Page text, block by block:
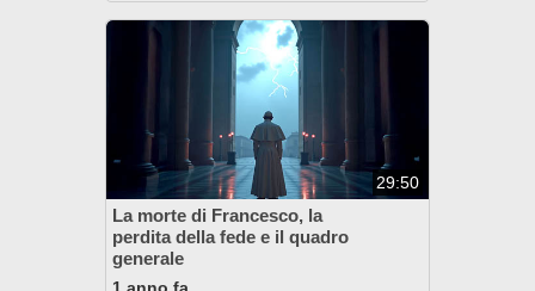
29:50
La morte di Francesco, la
perdita della fede e il quadro
generale